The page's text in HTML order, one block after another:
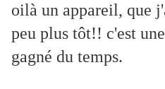
oilà un appareil, que
peu plus tôt!! c'est
gagné du temps.